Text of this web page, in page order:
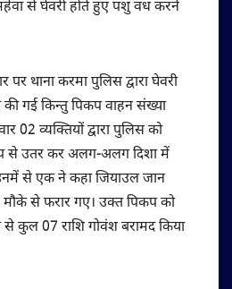
से घेवरी होते हुए पशु वध करने
थाना करमा पुलिस द्वारा घेवरी
की गई किन्तु पिकप वाहन संख्या
02 व्यक्तियों द्वारा पुलिस को
से उतर कर अलग-अलग दिशा में
से एक ने कहा जियाउल जान
से फरार गए। उक्त पिकप को
कुल 07 राशि गोवंश बरामद किया